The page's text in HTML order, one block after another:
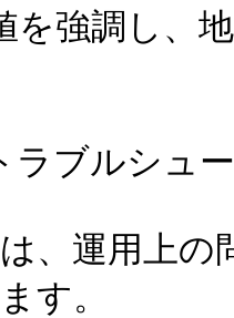
を強調し、
ブルシュ
、運用上
す。